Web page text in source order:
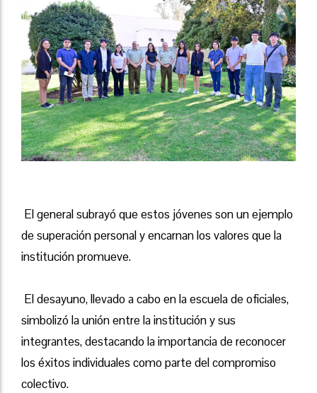
El general subrayó que estos jóvenes son un ejemplo
de superación personal y encarnan los valores que la
institución promueve.
El desayuno, llevado a cabo en la escuela de oficiales,
simbolizó la unión entre la institución y sus
integrantes, destacando la importancia de reconocer
los éxitos individuales como parte del compromiso
colectivo.